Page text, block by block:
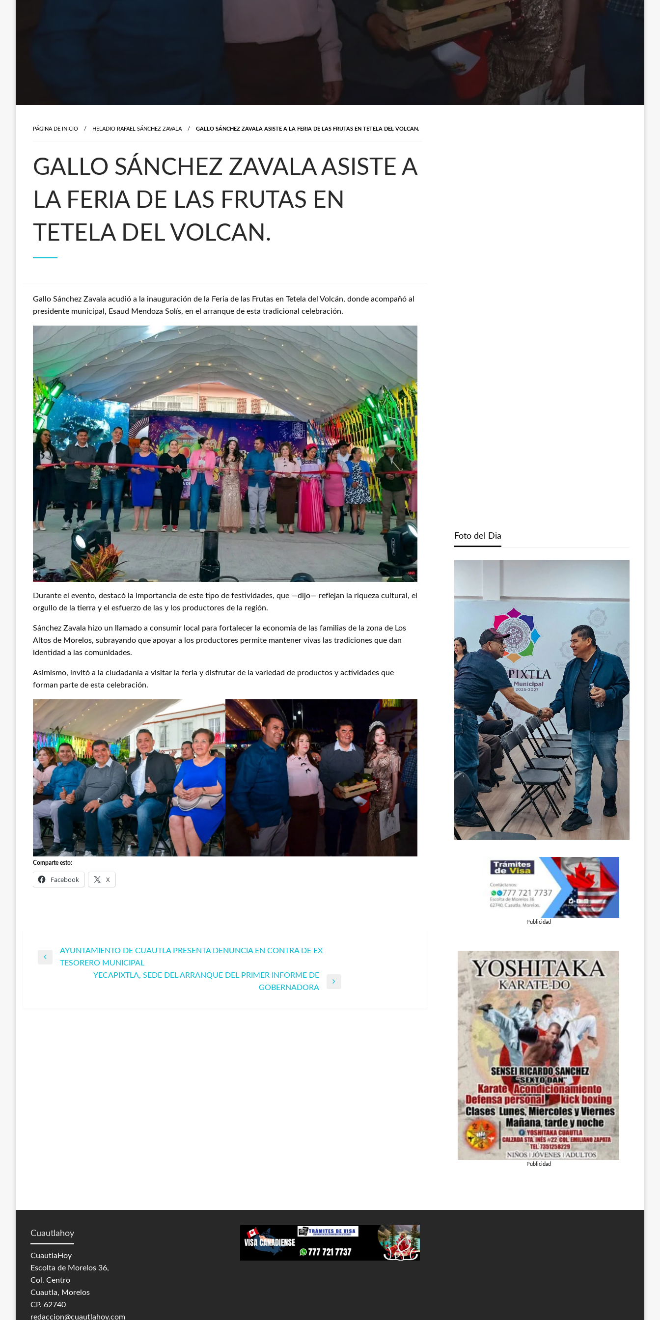
PÁGINA DE INICIO HELADIO RAFAEL SÁNCHEZ ZAVALA GALLO SÁNCHEZ ZAVALA ASISTE A LA FERIA DE LAS FRUTAS EN TETELA DEL VOLCAN.
GALLO SÁNCHEZ ZAVALA ASISTE A
LA FERIA DE LAS FRUTAS EN
TETELA DEL VOLCAN.
Gallo Sánchez Zavala acudió a la inauguración de la Feria de las Frutas en Tetela del Volcán, donde acompañó al
presidente municipal, Esaud Mendoza Solís, en el arranque de esta tradicional celebración.
Durante el evento, destacó la importancia de este tipo de festividades, que —dijo— reflejan la riqueza cultural, el
orgullo de la tierra y el esfuerzo de las y los productores de la región.
Sánchez Zavala hizo un llamado a consumir local para fortalecer la economía de las familias de la zona de Los
Altos de Morelos, subrayando que apoyar a los productores permite mantener vivas las tradiciones que dan
identidad a las comunidades.
Asimismo, invitó a la ciudadanía a visitar la feria y disfrutar de la variedad de productos y actividades que
forman parte de esta celebración.
Comparte esto:
Facebook X
Navegación
Entrada
AYUNTAMIENTO DE CUAUTLA PRESENTA DENUNCIA EN CONTRA DE EX
TESORERO MUNICIPAL
YECAPIXTLA, SEDE DEL ARRANQUE DEL PRIMER INFORME DE
GOBERNADORA
Foto del Dia
Publicidad
Publicidad
Cuautlahoy
CuautlaHoy
Escolta de Morelos 36,
Col. Centro
Cuautla, Morelos
CP. 62740
redaccion@cuautlahoy.com